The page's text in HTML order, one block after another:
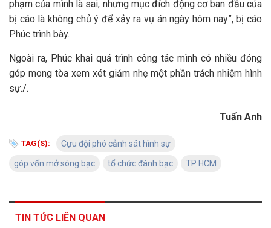
phạm của mình là sai, nhưng mục đích động cơ ban đầu của
bị cáo là không chủ ý để xảy ra vụ án ngày hôm nay”, bị cáo
Phúc trình bày.
Ngoài ra, Phúc khai quá trình công tác mình có nhiều đóng
góp mong tòa xem xét giảm nhẹ một phần trách nhiệm hình
sự./.
Tuấn Anh
TAG(S): Cựu đội phó cảnh sát hình sự
góp vốn mở sòng bạc tổ chức đánh bạc TP HCM
TIN TỨC LIÊN QUAN